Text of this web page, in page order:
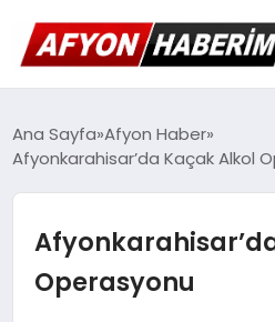
AFYON HABER
BELEDIYELER
Ana Sayfa Afyon Haber
Afyonkarahisar’da Kaçak Alkol
Operasyonu